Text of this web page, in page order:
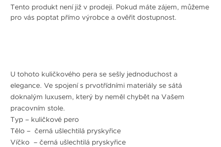
Tento produkt není již v prodeji. Pokud máte zájem, můžeme
pro vás poptat přímo výrobce a ověřit dostupnost.
U tohoto kuličkového pera se sešly jednoduchost a
elegance. Ve spojení s prvotřídními materiály se sátá
doknalým luxusem, který by neměl chybět na Vašem
pracovním stole.
Typ – kuličkové pero
Tělo – černá ušlechtilá pryskyřice
Víčko – černá ušlechtilá pryskyřice